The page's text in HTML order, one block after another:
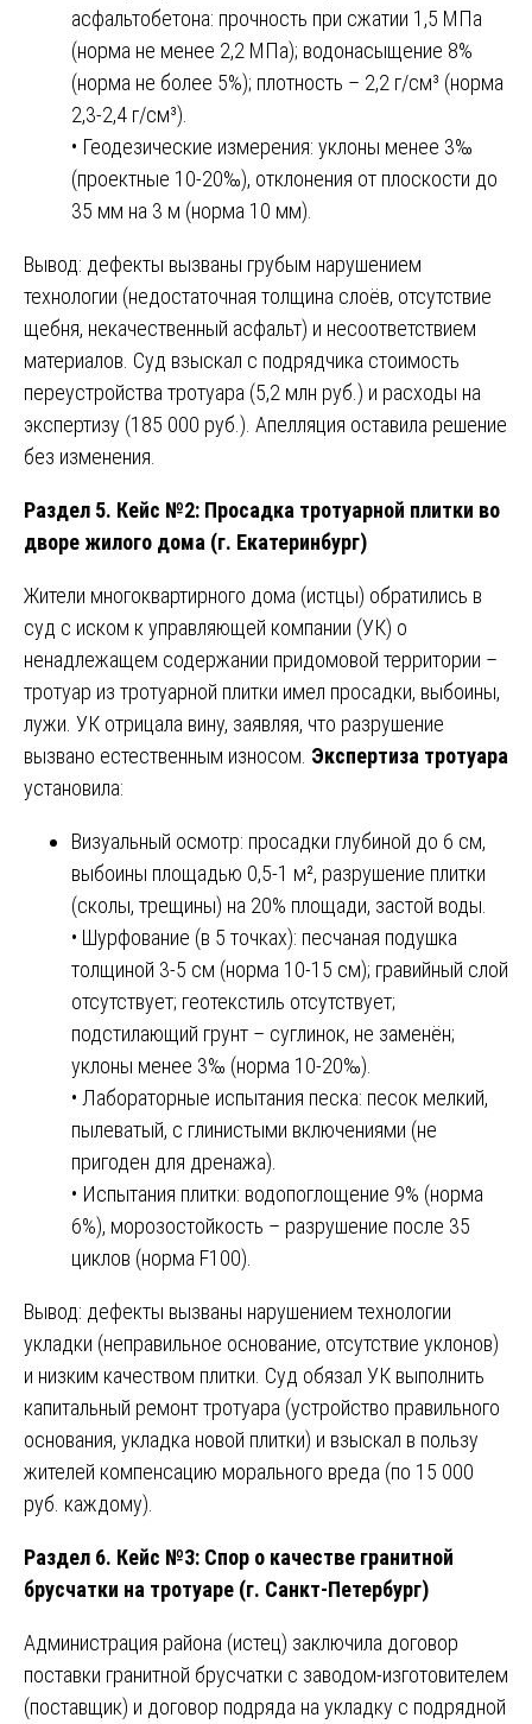
асфальтобетона: прочность при сжатии 1,5 МПа
(норма не менее 2,2 МПа); водонасыщение 8%
(норма не более 5%); плотность – 2,2 г/см³ (норма
2,3-2,4 г/см³).
• Геодезические измерения: уклоны менее 3‰
(проектные 10-20‰), отклонения от плоскости до
35 мм на 3 м (норма 10 мм).
Вывод: дефекты вызваны грубым нарушением
технологии (недостаточная толщина слоёв, отсутствие
щебня, некачественный асфальт) и несоответствием
материалов. Суд взыскал с подрядчика стоимость
переустройства тротуара (5,2 млн руб.) и расходы на
экспертизу (185 000 руб.). Апелляция оставила решение
без изменения.
Раздел 5. Кейс №2: Просадка тротуарной плитки во
дворе жилого дома (г. Екатеринбург)
Жители многоквартирного дома (истцы) обратились в
суд с иском к управляющей компании (УК) о
ненадлежащем содержании придомовой территории –
тротуар из тротуарной плитки имел просадки, выбоины,
лужи. УК отрицала вину, заявляя, что разрушение
вызвано естественным износом. Экспертиза тротуара
установила:
Визуальный осмотр: просадки глубиной до 6 см,
выбоины площадью 0,5-1 м², разрушение плитки
(сколы, трещины) на 20% площади, застой воды.
• Шурфование (в 5 точках): песчаная подушка
толщиной 3-5 см (норма 10-15 см); гравийный слой
отсутствует; геотекстиль отсутствует;
подстилающий грунт – суглинок, не заменён;
уклоны менее 3‰ (норма 10-20‰).
• Лабораторные испытания песка: песок мелкий,
пылеватый, с глинистыми включениями (не
пригоден для дренажа).
• Испытания плитки: водопоглощение 9% (норма
6%), морозостойкость – разрушение после 35
циклов (норма F100).
Вывод: дефекты вызваны нарушением технологии
укладки (неправильное основание, отсутствие уклонов)
и низким качеством плитки. Суд обязал УК выполнить
капитальный ремонт тротуара (устройство правильного
основания, укладка новой плитки) и взыскал в пользу
жителей компенсацию морального вреда (по 15 000
руб. каждому).
Раздел 6. Кейс №3: Спор о качестве гранитной
брусчатки на тротуаре (г. Санкт-Петербург)
Администрация района (истец) заключила договор
поставки гранитной брусчатки с заводом-изготовителем
(поставщик) и договор подряда на укладку с подрядной